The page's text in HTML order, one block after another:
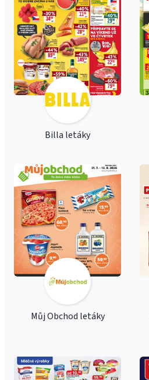
Billa letáky
Můj Obchod letáky